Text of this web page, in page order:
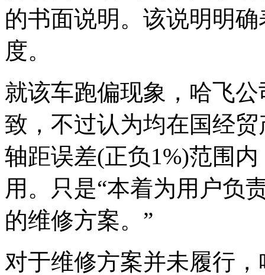
的书面说明。该说明明
度。
就该车跑偏现象，哈飞
致，不过认为均在国经
轴距误差(正负1%)范围
用。只是“本着为用户负
的维修方案。”
对于维修方案并未履行